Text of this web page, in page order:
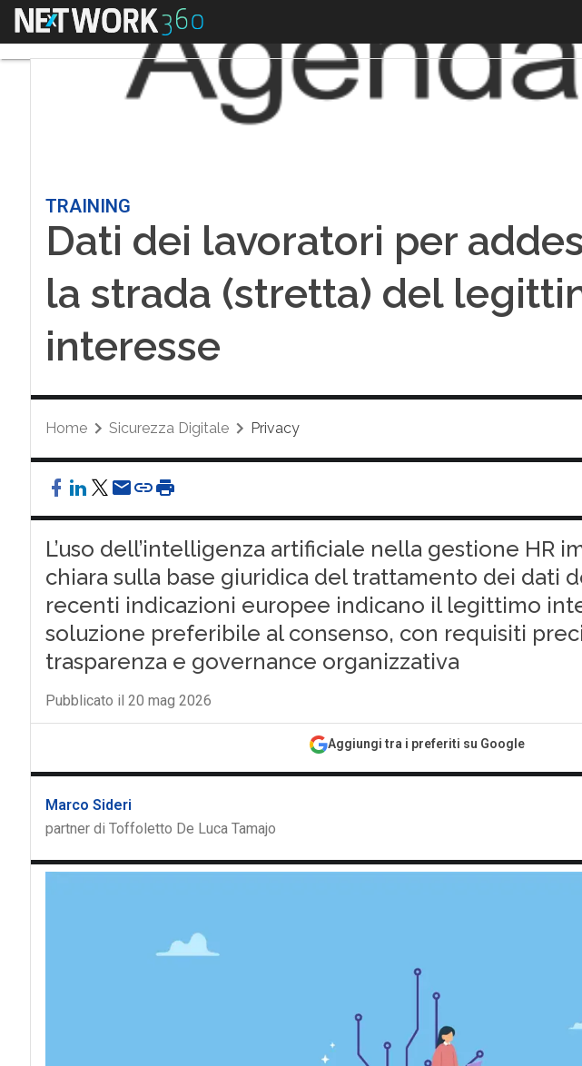
Menu
TRAINING
Dati dei lavoratori per
la strada (stretta) del
interesse
Home Sicurezza Digitale Privacy
L’uso dell’intelligenza artificiale nella gestione HR
chiara sulla base giuridica del trattamento dei dati
recenti indicazioni europee indicano il legittimo
soluzione preferibile al consenso, con requisiti
trasparenza e governance organizzativa
Pubblicato il 20 mag 2026
Aggiungi tra i preferiti su Google
Marco Sideri
partner di Toffoletto De Luca Tamajo